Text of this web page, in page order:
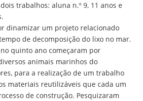
trabalhos: aluna n.º 9, 11 anos e
dinamizar um projeto relacionado
de decomposição do lixo no mar.
quinto ano começaram por
animais marinhos do
para a realização de um trabalho
materiais reutilizáveis que cada um
de construção. Pesquizaram